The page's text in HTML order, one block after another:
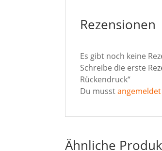
Rezensionen
Es gibt noch keine
Schreibe die erste
Rückendruck“
Du musstangemeldet
Ähnliche